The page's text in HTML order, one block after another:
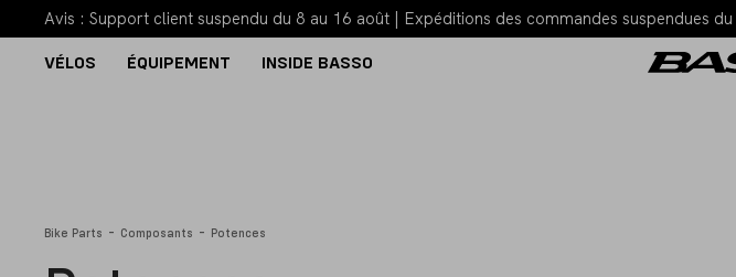
Avis : Support client suspendu du 8 au 16 août | Expéditions des commandes suspendues
VÉLOS
ÉQUIPEMENT INSIDE BASSO
Bike Parts - Composants - Potences